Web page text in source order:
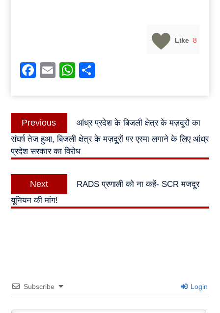
Like 8
Facebook
EmailWhatsApp
Post
navigation
Previous
Previous
post:
आंध्र प्रदेश के बिजली क्षेत्र के मज़दूरों का
संघर्ष तेज हुआ, बिजली क्षेत्र के मज़दूरों पर एस्मा लगाने के लिए आंध्र
प्रदेश सरकार का विरोध
Next
post:
RADS प्रणाली को ना कहें- SCR मजदूर
यूनियन की मांग!
Subscribe Login